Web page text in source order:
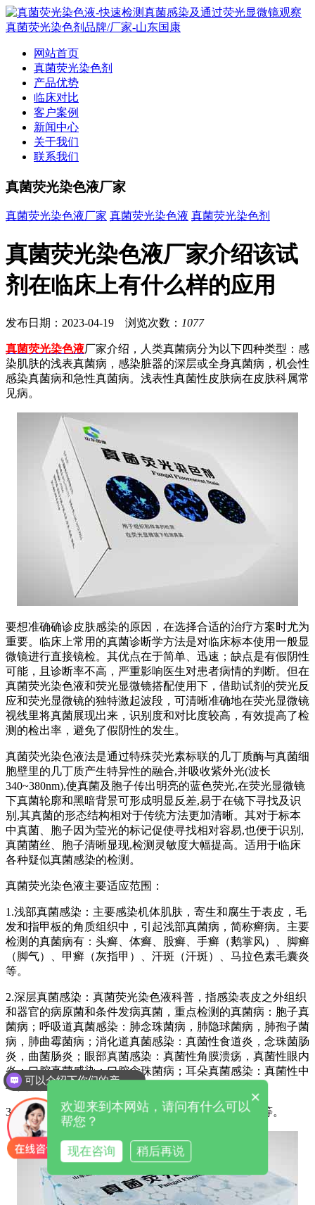
网站首页
真菌荧光染色剂
产品优势
临床对比
客户案例
新闻中心
关于我们
联系我们
真菌荧光染色液厂家
真菌荧光染色液厂家 真菌荧光染色液 真菌荧光染色剂
真菌荧光染色液厂家介绍该试
剂在临床上有什么样的应用
发布日期：2023-04-19 浏览次数： 1077
真菌荧光染色液厂家介绍，人类真菌病分为以下四种类型：感
染肌肤的浅表真菌病，感染脏器的深层或全身真菌病，机会性
感染真菌病和急性真菌病。浅表性真菌性皮肤病在皮肤科属常
见病。
要想准确确诊皮肤感染的原因，在选择合适的治疗方案时尤为
重要。临床上常用的真菌诊断学方法是对临床标本使用一般显
微镜进行直接镜检。其优点在于简单、迅速；缺点是有假阴性
可能，且诊断率不高，严重影响医生对患者病情的判断。但在
真菌荧光染色液和荧光显微镜搭配使用下，借助试剂的荧光反
应和荧光显微镜的独特激起波段，可清晰准确地在荧光显微镜
视线里将真菌展现出来，识别度和对比度较高，有效提高了检
测的检出率，避免了假阴性的发生。
真菌荧光染色液法是通过特殊荧光素标联的几丁质酶与真菌细
胞壁里的几丁质产生特异性的融合,并吸收紫外光(波长
340~380nm),使真菌及胞子传出明亮的蓝色荧光,在荧光显微镜
下真菌轮廓和黑暗背景可形成明显反差,易于在镜下寻找及识
别,其真菌的形态结构相对于传统方法更加清晰。其对于标本
中真菌、胞子因为莹光的标记促使寻找相对容易,也便于识别,
真菌菌丝、胞子清晰显现,检测灵敏度大幅提高。适用于临床
各种疑似真菌感染的检测。
真菌荧光染色液主要适应范围：
1.浅部真菌感染：主要感染机体肌肤，寄生和腐生于表皮，毛
发和指甲板的角质组织中，引起浅部真菌病，简称癣病。主要
检测的真菌病有：头癣、体癣、股癣、手癣（鹅掌风）、脚癣
（脚气）、甲癣（灰指甲）、汗斑（汗斑）、马拉色素毛囊炎
等。
2.深层真菌感染：真菌荧光染色液科普，指感染表皮之外组织
和器官的病原菌和条件发病真菌，重点检测的真菌病：胞子真
菌病；呼吸道真菌感染：肺念珠菌病，肺隐球菌病，肺孢子菌
病，肺曲霉菌病；消化道真菌感染：真菌性食道炎，念珠菌肠
炎，曲菌肠炎；眼部真菌感染：真菌性角膜溃疡，真菌性眼内
炎；口腔真菌感染：口腔念珠菌病；耳朵真菌感染：真菌性中
耳炎；阴道真菌感染：霉菌阴道炎等。
3.此外还可检验部分寄生虫病：如毛囊虫皮炎、疥疮等。
可以介绍下你们的产品么
×
欢迎来到本网站，请问有什么可以
帮您？
现在咨询 稍后再说